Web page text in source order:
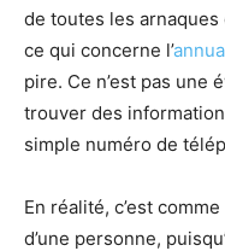
de toutes les arnaques
ce qui concerne l’
pire. Ce n’est pas une
trouver des
simple numéro de
En réalité, c’est
d’une personne,